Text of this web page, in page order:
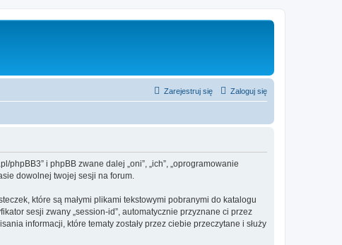
Zaloguj się
Zarejestruj się
phpBB3” i phpBB zwane dalej „oni”, „ich”, „oprogramowanie
dowolnej twojej sesji na forum.
które są małymi plikami tekstowymi pobranymi do katalogu
sesji zwany „session-id”, automatycznie przyznane ci przez
informacji, które tematy zostały przez ciebie przeczytane i służy